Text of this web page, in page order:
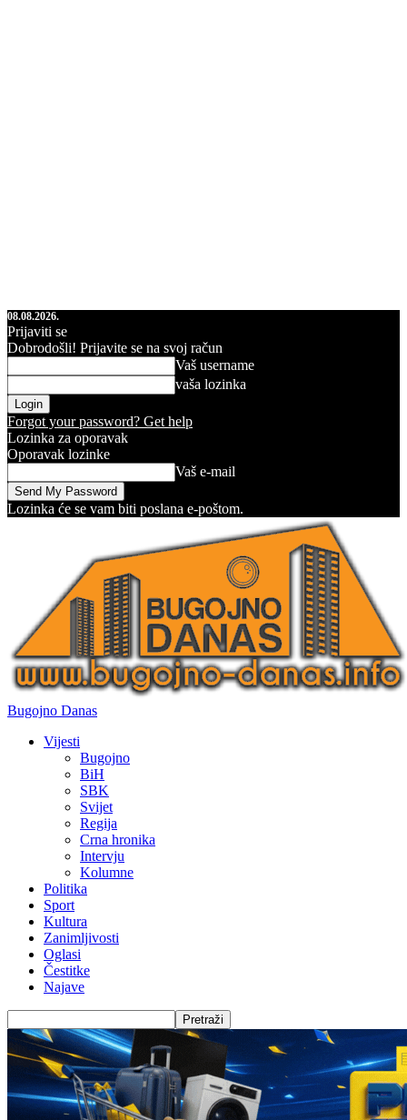
08.08.2026.
Prijaviti se
Dobrodošli! Prijavite se na svoj račun
Vaš username
vaša lozinka
Forgot your password? Get help
Lozinka za oporavak
Oporavak lozinke
Vaš e-mail
Lozinka će se vam biti poslana e-poštom.
Bugojno Danas
Vijesti
Bugojno
BiH
SBK
Svijet
Regija
Crna hronika
Intervju
Kolumne
Politika
Sport
Kultura
Zanimljivosti
Oglasi
Čestitke
Najave